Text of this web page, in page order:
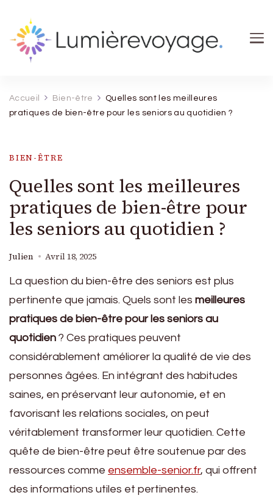
Accueil Bien-être
Quelles sont les meilleures
pratiques de bien-être pour les seniors au quotidien ?
BIEN-ÊTRE
Quelles sont les meilleures
pratiques de bien-être pour
les seniors au quotidien ?
Julien Avril 18, 2025
La question du bien-être des seniors est plus
pertinente que jamais. Quels sont les meilleures
pratiques de bien-être pour les seniors au
quotidien ? Ces pratiques peuvent
considérablement améliorer la qualité de vie des
personnes âgées. En intégrant des habitudes
saines, en préservant leur autonomie, et en
favorisant les relations sociales, on peut
véritablement transformer leur quotidien. Cette
quête de bien-être peut être soutenue par des
ressources comme ensemble-senior.fr, qui offrent
des informations utiles et pertinentes.